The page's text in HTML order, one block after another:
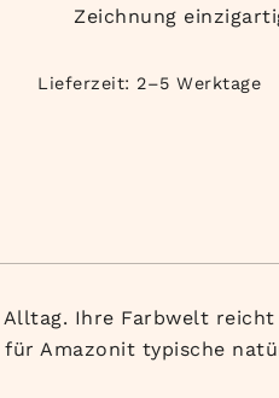
Zeichnung
Lieferzeit: 2–5 Werktage
Ihre Farbwelt
Amazonit typische